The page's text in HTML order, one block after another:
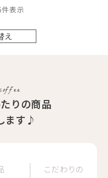
え
件表示
りの商品
ます♪
こだわりの